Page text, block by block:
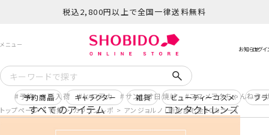
税込2,800円以上で全国一律送料無料
予約 再入荷 ヒロアカ サンリオ日焼け コスメヲタちゃんねる
すべてのアイテム コンタクトレンズ
予約商品 キャラクター 雑貨 ビューティーコスメ ブ
トップページ 特集 カラコンレポ アンジョルノ（新色含む全20カラー）